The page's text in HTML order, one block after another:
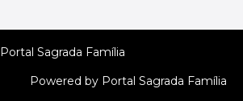
Sagrada Família
Powered by Portal Sagrada Família